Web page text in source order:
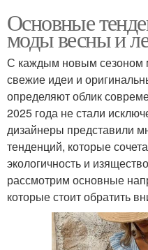
Основные
моды весны и
С каждым новым сезоном
свежие идеи и
определяют облик
2025 года не стали
дизайнеры представили
тенденций, которые
экологичность и
рассмотрим основные
которые стоит обратить